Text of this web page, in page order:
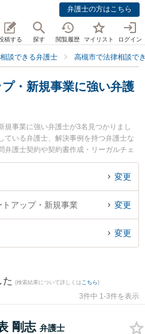
弁護士の方はこちら
稿する 探す 閲覧履歴 マイリスト ログイン
談できる弁護士 高槻市で法律相談で
・新規事業に強い弁護
規事業に強い弁護士が3名見つかりまし
ている弁護士、解決事例を持つ弁護士な
弁護士契約や契約書作成・リーガルチェ
細かな分野での絞り込み検索もでき便利
務所 高槻支店の表 剛志弁護士や高槻法律
ブルを今すぐに弁護士に相談したい』
ル解決の実績豊富な近くの弁護士を検索
ップ・新規事業を法律相談できる高槻市
変更
アップ・新規事業 変更
変更
た (検索結果について詳しくは こちら)
3件中 1-3件を表示
剛志 弁護士